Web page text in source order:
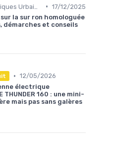
• 17/12/2025
la sur ron homologuée
démarches et conseils
• 12/05/2026
électrique
THUNDER 160 : une mini-
mais pas sans galères